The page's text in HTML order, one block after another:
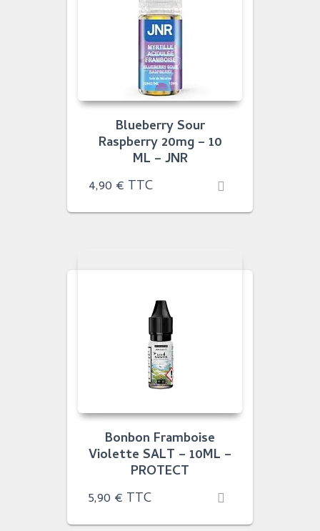
Blueberry Sour
Raspberry 20mg – 10
ML – JNR
4,90 € TTC
Bonbon Framboise
Violette SALT – 10ML –
PROTECT
5,90 € TTC